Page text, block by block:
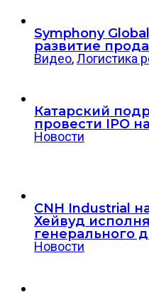
Symphony
развитие
Видео,Логистика
Катарский
провести IPO
Новости
CNH Industrial
Хейвуд
генерального
Новости